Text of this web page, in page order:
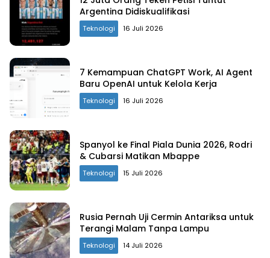
Argentina Didiskualifikasi
Teknologi 16 Juli 2026
7 Kemampuan ChatGPT Work, AI Agent
Baru OpenAI untuk Kelola Kerja
Teknologi 16 Juli 2026
Spanyol ke Final Piala Dunia 2026, Rodri
& Cubarsi Matikan Mbappe
Teknologi 15 Juli 2026
Rusia Pernah Uji Cermin Antariksa untuk
Terangi Malam Tanpa Lampu
Teknologi 14 Juli 2026